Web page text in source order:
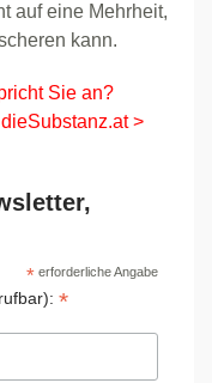
auf eine Mehrheit,
kann.
Sie an?
>
*erforderliche Angabe
*